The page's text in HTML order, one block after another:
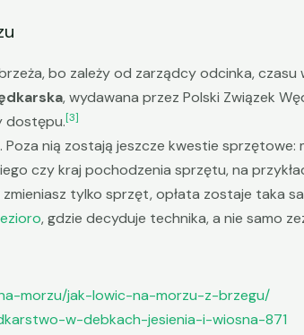
bo zależy od zarządcy odcinka, czasu
, wydawana przez Polski Związek
dostępu.[3]
Poza nią zostają jeszcze kwestie
czy kraj pochodzenia sprzętu, na
tylko sprzęt, opłata zostaje taka
, gdzie decyduje technika, a nie samo
morzu/jak-lowic-na-morzu-z-brzegu/
w-debkach-jesienia-i-wiosna-871